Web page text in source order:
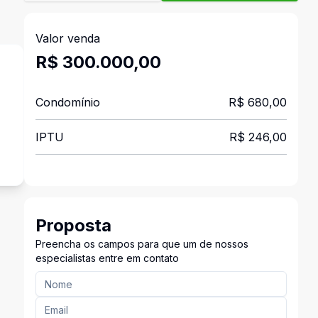
Valor venda
R$ 300.000,00
Condomínio R$ 680,00
IPTU R$ 246,00
Proposta
Preencha os campos para que um de nossos
especialistas entre em contato